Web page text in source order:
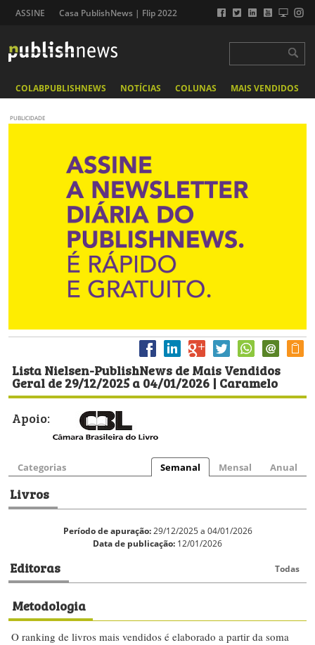
ASSINE Casa PublishNews | Flip 2022
COLABPUBLISHNEWS NOTÍCIAS COLUNAS MAIS VENDIDOS
PUBLICIDADE
Lista Nielsen-PublishNews de Mais Vendidos
Geral de 29/12/2025 a 04/01/2026 | Caramelo
Apoio:
Categorias Semanal Mensal Anual
Livros
Período de apuração:29/12/2025 a 04/01/2026
Data de publicação: 12/01/2026
Editoras Todas
Metodologia
O ranking de livros mais vendidos é elaborado a partir da soma